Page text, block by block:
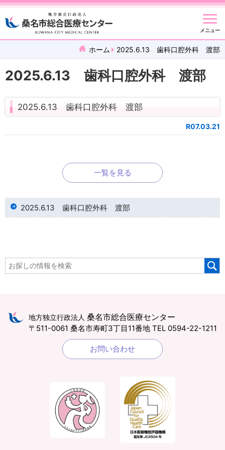
メニュー
ホーム 2025.6.13 歯科口腔外科 渡部
2025.6.13 歯科口腔外科 渡部
2025.6.13 歯科口腔外科 渡部
R07.03.21
一覧を見る
2025.6.13 歯科口腔外科 渡部
地方独立行政法人 桑名市総合医療センター
〒511-0061 桑名市寿町3丁目11番地 TEL 0594-22-1211
お問い合わせ